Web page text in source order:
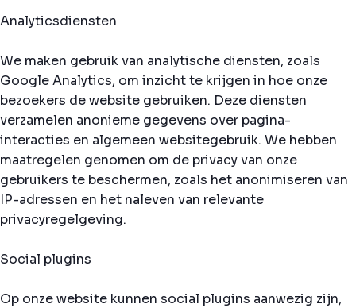
Analyticsdiensten
We maken gebruik van analytische diensten, zoals
Google Analytics, om inzicht te krijgen in hoe onze
bezoekers de website gebruiken. Deze diensten
verzamelen anonieme gegevens over pagina-
interacties en algemeen websitegebruik. We hebben
maatregelen genomen om de privacy van onze
gebruikers te beschermen, zoals het anonimiseren van
IP-adressen en het naleven van relevante
privacyregelgeving.
Social plugins
Op onze website kunnen social plugins aanwezig zijn,